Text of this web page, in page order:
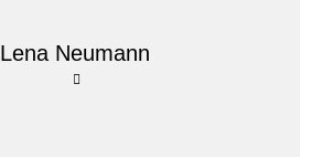
Lena Neumann